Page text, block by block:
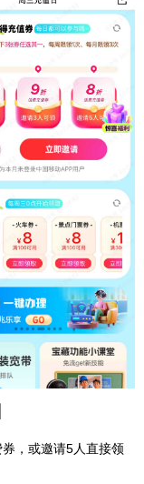
，或邀请5人直接领